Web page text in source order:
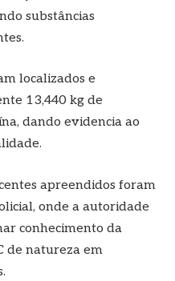
substâncias
localizados e
13,440 kg de
dando evidencia ao
apreendidos foram
onde a autoridade
conhecimento da
de natureza em